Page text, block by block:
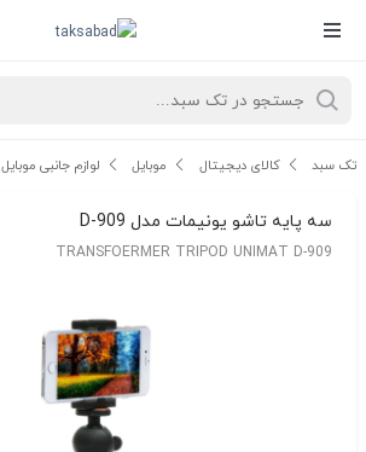
تک سبد کالای دیجیتال موبایل لوازم جانبی موبایل
سه پایه تاشو یونیمات مدل D-909
TRANSFOERMER TRIPOD UNIMAT D-909